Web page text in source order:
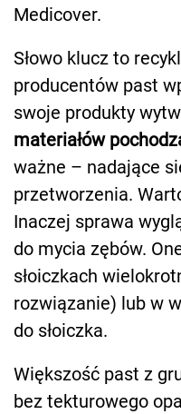
Medicover.
Słowo klucz to
producentów past
swoje produkty
materiałów
ważne – nadające
przetworzenia.
Inaczej sprawa
do mycia zębów.
słoiczkach
rozwiązanie) lub w
do słoiczka.
Większość past z
bez tekturowego